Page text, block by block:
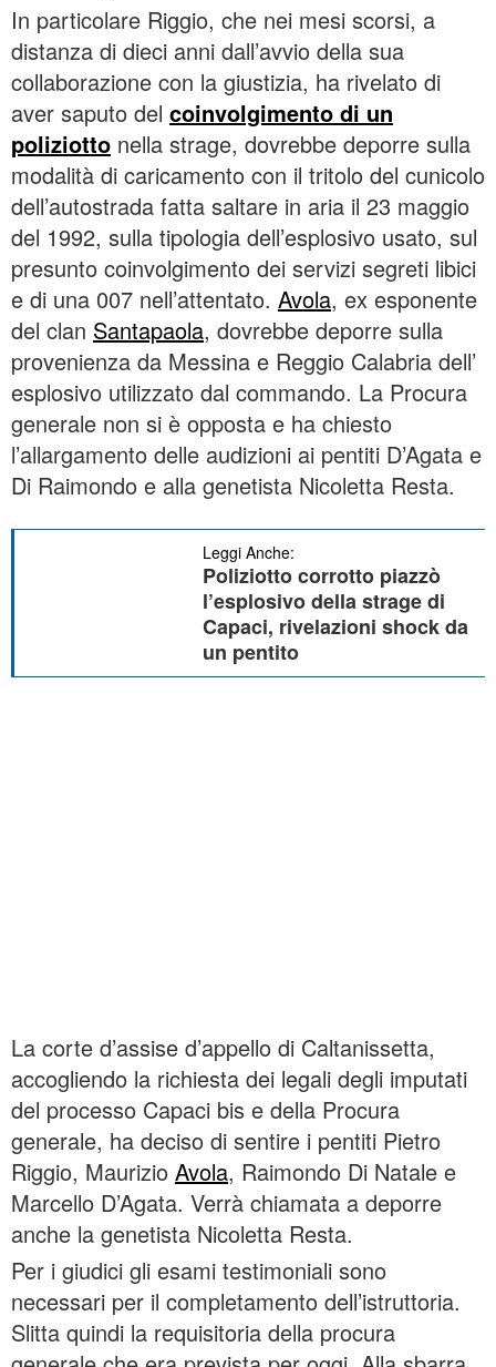
In particolare Riggio, che nei mesi scorsi, a
distanza di dieci anni dall’avvio della sua
collaborazione con la giustizia, ha rivelato di
aver saputo del coinvolgimento di un
poliziotto nella strage, dovrebbe deporre sulla
modalità di caricamento con il tritolo del cunicolo
dell’autostrada fatta saltare in aria il 23 maggio
del 1992, sulla tipologia dell’esplosivo usato, sul
presunto coinvolgimento dei servizi segreti libici
e di una 007 nell’attentato. Avola, ex esponente
del clan Santapaola, dovrebbe deporre sulla
provenienza da Messina e Reggio Calabria dell’
esplosivo utilizzato dal commando. La Procura
generale non si è opposta e ha chiesto
l’allargamento delle audizioni ai pentiti D’Agata e
Di Raimondo e alla genetista Nicoletta Resta.
Leggi Anche:
Poliziotto corrotto piazzò
l’esplosivo della strage di
Capaci, rivelazioni shock da
un pentito
La corte d’assise d’appello di Caltanissetta,
accogliendo la richiesta dei legali degli imputati
del processo Capaci bis e della Procura
generale, ha deciso di sentire i pentiti Pietro
Riggio, Maurizio Avola, Raimondo Di Natale e
Marcello D’Agata. Verrà chiamata a deporre
anche la genetista Nicoletta Resta.
Per i giudici gli esami testimoniali sono
necessari per il completamento dell’istruttoria.
Slitta quindi la requisitoria della procura